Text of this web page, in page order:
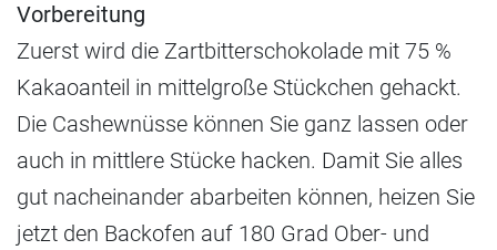
Vorbereitung
Zuerst wird die Zartbitterschokolade mit 75 %
Kakaoanteil in mittelgroße Stückchen gehackt.
Die Cashewnüsse können Sie ganz lassen oder
auch in mittlere Stücke hacken. Damit Sie alles
gut nacheinander abarbeiten können, heizen Sie
jetzt den Backofen auf 180 Grad Ober- und